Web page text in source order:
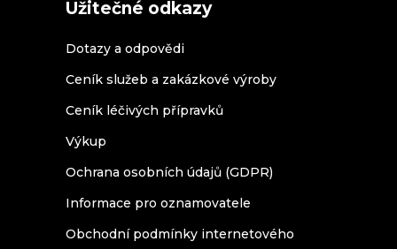
Užitečné odkazy
Dotazy a odpovědi
Ceník služeb a zakázkové výroby
Ceník léčivých přípravků
Výkup
Ochrana osobních údajů (GDPR)
Informace pro oznamovatele
Obchodní podmínky internetového